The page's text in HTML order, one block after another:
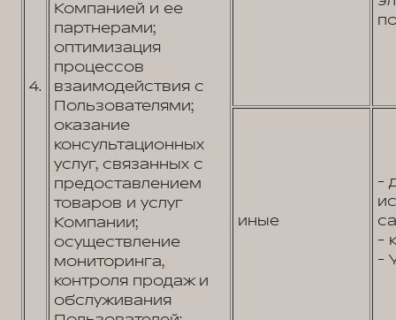
4.
Компанией и ее
партнерами;
оптимизация
процессов
взаимодействия с
Пользователями;
оказание
консультационных
услуг, связанных с
предоставлением
товаров и услуг
Компании;
осуществление
мониторинга,
контроля продаж и
обслуживания
иные
-
-
-